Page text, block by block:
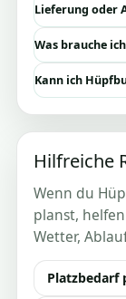
Lieferung oder
Was brauche
Kann ich
Hilfreiche
Wenn du
planst,
Wetter,
Platzbedarf